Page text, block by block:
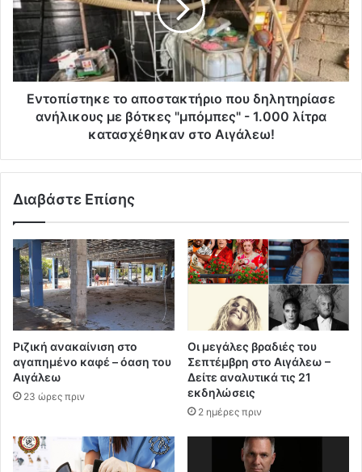
Εντοπίστηκε το αποστακτήριο που δηλητηρίασε
ανήλικους με βότκες "μπόμπες" - 1.000 λίτρα
κατασχέθηκαν στο Αιγάλεω!
Διαβάστε Επίσης
Ριζική ανακαίνιση στο
αγαπημένο καφέ – όαση του
Αιγάλεω
23 ώρες πριν
Οι μεγάλες βραδιές του
Σεπτέμβρη στο Αιγάλεω –
Δείτε αναλυτικά τις 21
εκδηλώσεις
2 ημέρες πριν